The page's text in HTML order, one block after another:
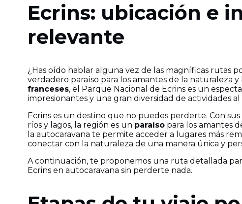
Ecrins: ubicación e
relevante
¿Has oído hablar alguna vez de las magníficas rutas
verdadero paraíso para los amantes de la naturaleza y
franceses, el Parque Nacional de Ecrins es un
impresionantes y una gran diversidad de actividades al
Ecrins es un destino que no puedes perderte. Con
ríos y lagos, la región es un paraíso para los amantes
la autocaravana te permite acceder a lugares más
conectar con la naturaleza de una manera única y
A continuación, te proponemos una ruta detallada
Ecrins en autocaravana sin perderte nada.